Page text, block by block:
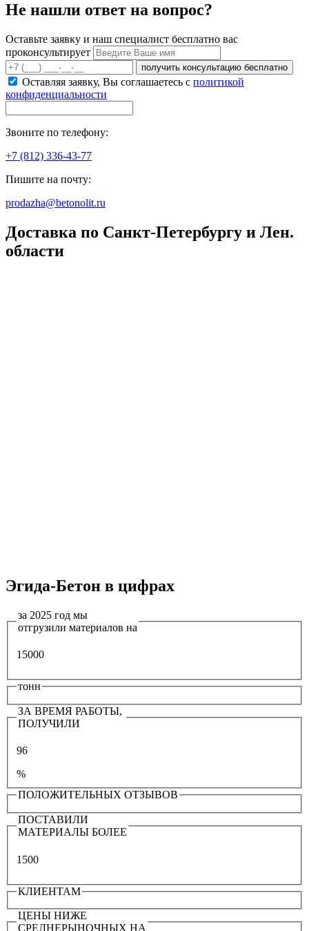
Не нашли ответ на вопрос?
Оставьте заявку и наш специалист бесплатно вас
проконсультирует
получить консультацию бесплатно
Оставляя заявку, Вы соглашаетесь с политикой
конфиденциальности
Звоните по телефону:
+7 (812) 336-43-77
Пишите на почту:
prodazha@betonolit.ru
Доставка по Санкт-Петербургу и Лен.
области
Эгида-Бетон в цифрах
за 2025 год мы
отгрузили материалов на
15000
тонн
ЗА ВРЕМЯ РАБОТЫ,
ПОЛУЧИЛИ
96
%
ПОЛОЖИТЕЛЬНЫХ ОТЗЫВОВ
ПОСТАВИЛИ
МАТЕРИАЛЫ БОЛЕЕ
1500
КЛИЕНТАМ
ЦЕНЫ НИЖЕ
СРЕДНЕРЫНОЧНЫХ НА